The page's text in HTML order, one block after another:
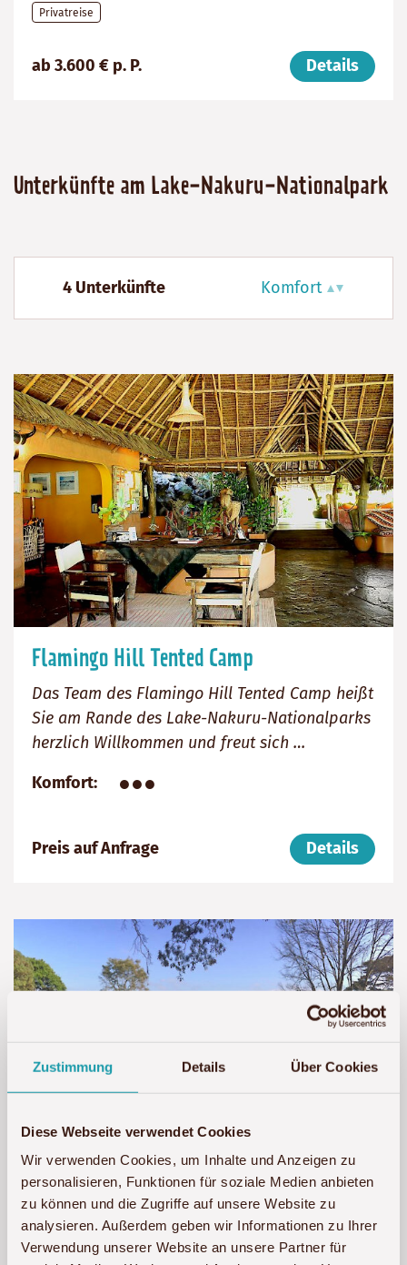
Zustimmung Details Über Cookies
Diese Webseite verwendet Cookies
Wir verwenden Cookies, um Inhalte und Anzeigen zu
personalisieren, Funktionen für soziale Medien anbieten
zu können und die Zugriffe auf unsere Website zu
analysieren. Außerdem geben wir Informationen zu Ihrer
Verwendung unserer Website an unsere Partner für
Privatreise
ab 3.600 € p. P. Details
(ab):
13
Kenia
Unterkünfte am Lake-Nakuru-Nationalpark
4 Unterkünfte Komfort
Flamingo Hill Tented Camp
Das Team des Flamingo Hill Tented Camp heißt
Sie am Rande des Lake-Nakuru-Nationalparks
herzlich Willkommen und freut sich …
Komfort
●●●
Preis auf Anfrage Details
Kembu Cottages
Die Kembu Cottages liegen auf der Kenana